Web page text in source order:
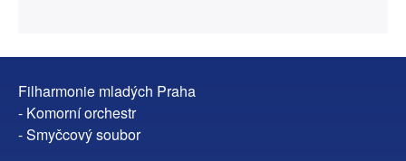
Filharmonie mladých Praha
- Komorní orchestr
- Smyčcový soubor